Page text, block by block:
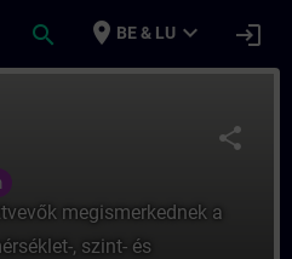
search place BE & LU expand_more login
share
megismerkednek a
, szint- és